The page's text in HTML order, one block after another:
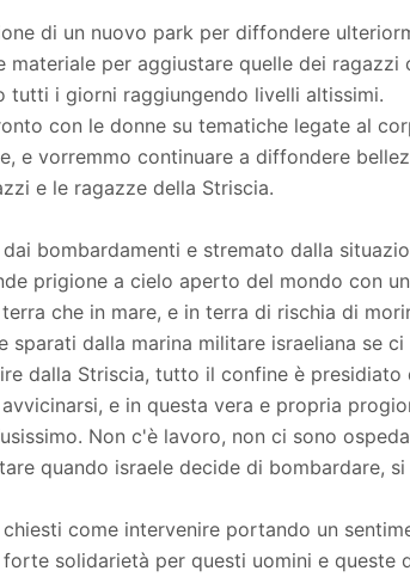
di un nuovo park per diffondere
per aggiustare quelle dei ragazzi
tutti i giorni raggiungendo livelli altissimi.
con le donne su tematiche legate al
e vorremmo continuare a diffondere
e le ragazze della Striscia.
bombardamenti e stremato dalla
prigione a cielo aperto del mondo con
che in mare, e in terra di rischia di
sparati dalla marina militare israeliana se
dalla Striscia, tutto il confine è presidiato
e in questa vera e propria
Non c'è lavoro, non ci sono
quando israele decide di bombardare,
come intervenire portando un
solidarietà per questi uomini e queste